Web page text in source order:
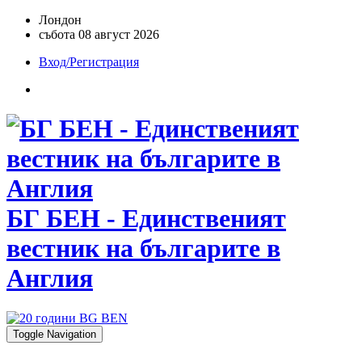
Лондон
събота 08 август 2026
Вход/Регистрация
БГ БЕН - Единственият
вестник на българите в
Англия
Toggle Navigation